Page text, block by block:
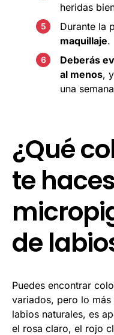
heridas
Durante la
maquillaje.
Deberás
al menos,
una
¿Qué
te
de
Puedes encontrar
variados, pero lo
labios naturales, es
el rosa claro, el rojo